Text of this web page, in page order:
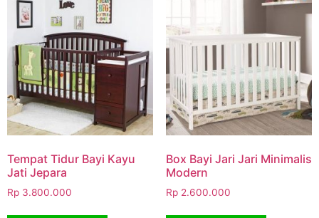
Tempat Tidur Bayi Kayu
Jati Jepara
Rp 3.800.000
Box Bayi Jari Jari Minimalis
Modern
Rp2.600.000